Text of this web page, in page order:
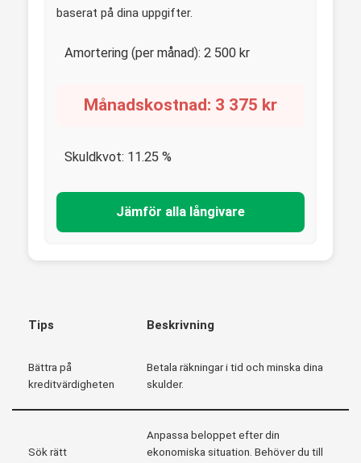
baserat på dina uppgifter.
Amortering (per månad): 2 500 kr
Månadskostnad: 3 375 kr
Skuldkvot: 11.25 %
Jämför alla långivare
Tips Beskrivning
Bättra på
kreditvärdigheten
Betala räkningar i tid och minska dina
skulder.
Sök rätt
Anpassa beloppet efter din
ekonomiska situation. Behöver du till